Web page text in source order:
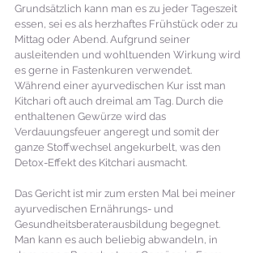
Grundsätzlich kann man es zu jeder Tageszeit
essen, sei es als herzhaftes Frühstück oder zu
Mittag oder Abend. Aufgrund seiner
ausleitenden und wohltuenden Wirkung wird
es gerne in Fastenkuren verwendet.
Während einer ayurvedischen Kur isst man
Kitchari oft auch dreimal am Tag. Durch die
enthaltenen Gewürze wird das
Verdauungsfeuer angeregt und somit der
ganze Stoffwechsel angekurbelt, was den
Detox-Effekt des Kitchari ausmacht.
Das Gericht ist mir zum ersten Mal bei meiner
ayurvedischen Ernährungs- und
Gesundheitsberaterausbildung begegnet.
Man kann es auch beliebig abwandeln, in